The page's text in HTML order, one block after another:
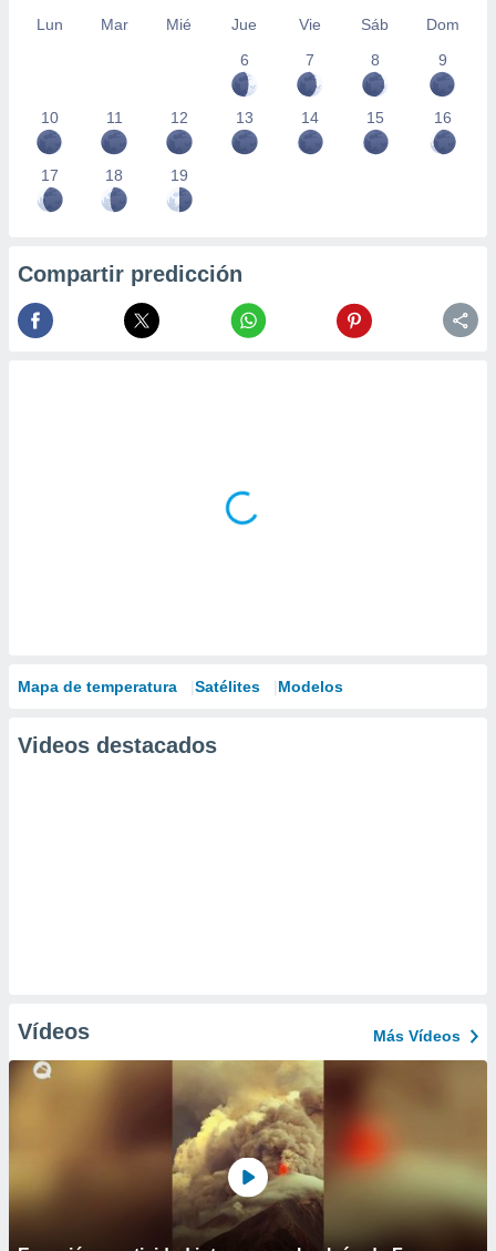
Lun Mar Mié Jue Vie Sáb
Dom
6
7 8 9
10 11 12 13 14 15 16
17 18 19
Compartir predicción
Mapa de temperatura Satélites Modelos
Videos destacados
Vídeos Más Vídeos